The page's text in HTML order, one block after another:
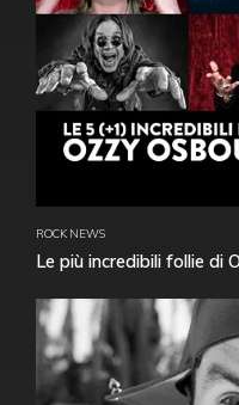
ROCK NEWS
Le più incredibili follie di